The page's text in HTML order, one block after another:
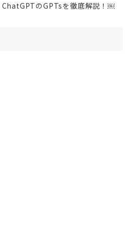
ChatGPTのGPTsを徹底解説！￼